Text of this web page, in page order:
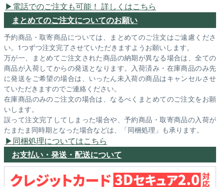
電話でのご注文も可能！ 詳しくはこちら
まとめてのご注文についてのお願い
予約商品・取寄商品については、まとめてのご注文はご遠慮くださ
い。1つずつ注文完了させていただきますようお願いします。
万が一、まとめてご注文された商品の納期が異なる場合は、全ての
商品が入荷してからの発送となります。入荷済み・在庫商品のみ先
に発送をご希望の場合は、いったん未入荷の商品はキャンセルさせ
ていただきますのでご連絡ください。
在庫商品のみのご注文の場合は、なるべくまとめてのご注文をお願
いします。
誤って注文完了してしまった場合や、予約商品・取寄商品の入荷が
たまたま同時期となった場合などは、「同梱処理」も承ります。
同梱処理についてはこちら
お支払い・発送・配送について